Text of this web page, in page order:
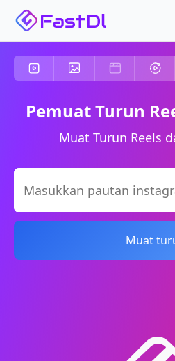
Pemuat Turun
Muat Turun Reels
Muat